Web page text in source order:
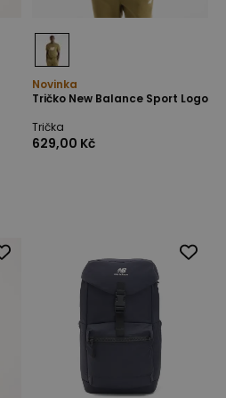
Novinka
Tričko New Balance Sport Logo
Trička
629,00 Kč